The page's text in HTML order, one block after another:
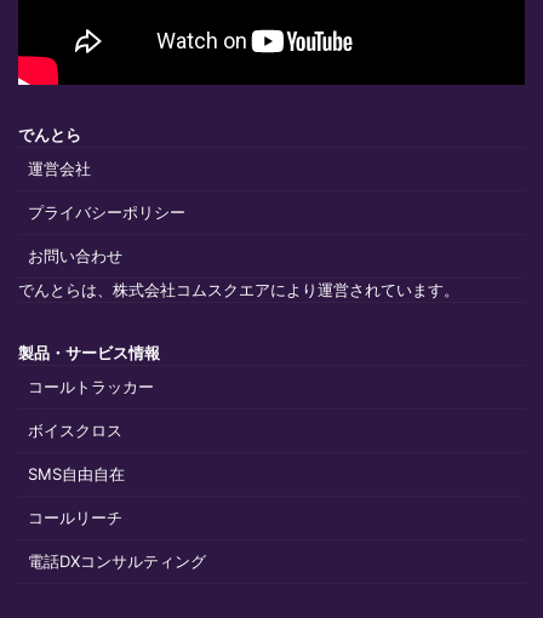
でんとら
運営会社
プライバシーポリシー
お問い合わせ
でんとらは、株式会社コムスクエアにより運営されています。
製品・サービス情報
コールトラッカー
ボイスクロス
SMS自由自在
コールリーチ
電話DXコンサルティング